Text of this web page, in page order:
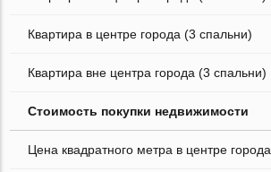
Квартира в центре города (3 спальни)
Квартира вне центра города (3 спальни)
Стоимость покупки недвижимости
Цена квадратного метра в центре города